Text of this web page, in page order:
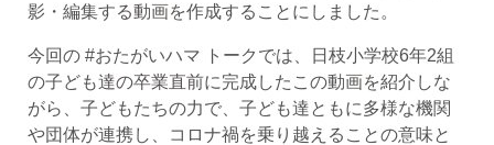
影・編集する動画を作成することにしました。
今回の #おたがいハマ トークでは、日枝小学校6年2組
の子ども達の卒業直前に完成したこの動画を紹介しな
がら、子どもたちの力で、子ども達ともに多様な機関
や団体が連携し、コロナ禍を乗り越えることの意味と